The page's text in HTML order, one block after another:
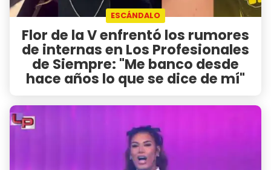
ESCÁNDALO
Flor de la V enfrentó los rumores
de internas en Los Profesionales
de Siempre: "Me banco desde
hace años lo que se dice de mí"